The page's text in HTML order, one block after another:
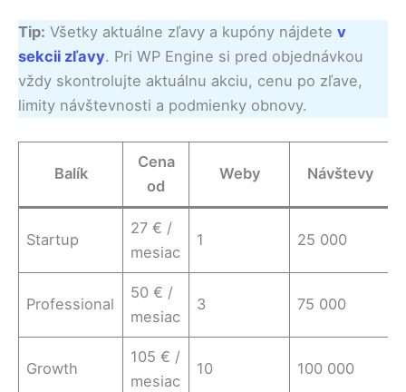
Tip: Všetky aktuálne zľavy a kupóny nájdete v
sekcii zľavy. Pri WP Engine si pred objednávkou
vždy skontrolujte aktuálnu akciu, cenu po zľave,
limity návštevnosti a podmienky obnovy.
Balík
Cena
od
Weby Návštevy
Startup
27 € /
mesiac
1 25 000
Professional
50 € /
mesiac
3 75 000
Growth
105 € /
mesiac
10 100 000